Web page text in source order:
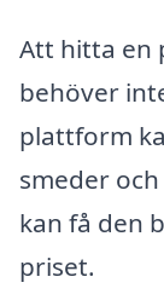
Att hitta en
behöver
plattform
smeder
kan få den
priset.